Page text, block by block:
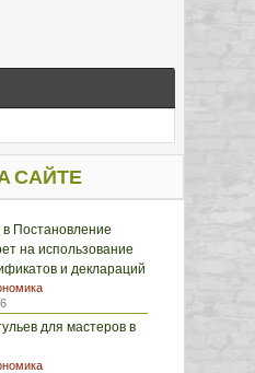
САЙТЕ
Постановление
на использование
и деклараций
для мастеров в